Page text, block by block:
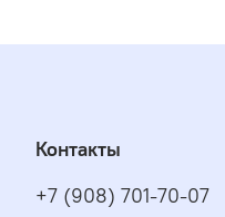
Контакты
+7 (908) 701-70-07